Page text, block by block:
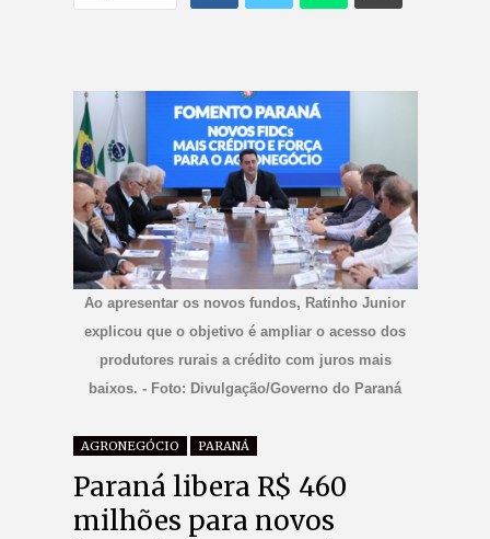
Ao apresentar os novos fundos, Ratinho Junior
explicou que o objetivo é ampliar o acesso dos
produtores rurais a crédito com juros mais
baixos. - Foto: Divulgação/Governo do Paraná
AGRONEGÓCIO PARANÁ
Paraná libera R$ 460
milhões para novos